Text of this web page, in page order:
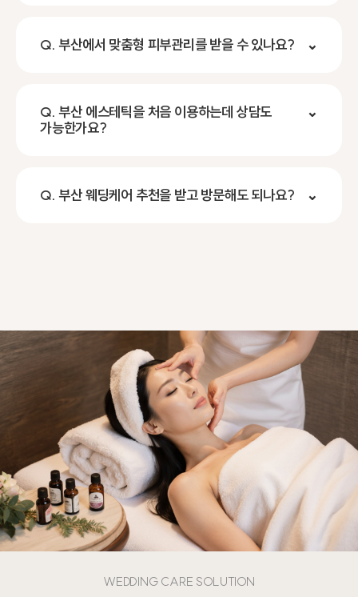
Q. 부산에서 맞춤형 피부관리를 받을 수 있나요? ⌄
Q. 부산 에스테틱을 처음 이용하는데 상담도
가능한가요?
⌄
Q. 부산 웨딩케어 추천을 받고 방문해도 되나요? ⌄
WEDDING CARE SOLUTION